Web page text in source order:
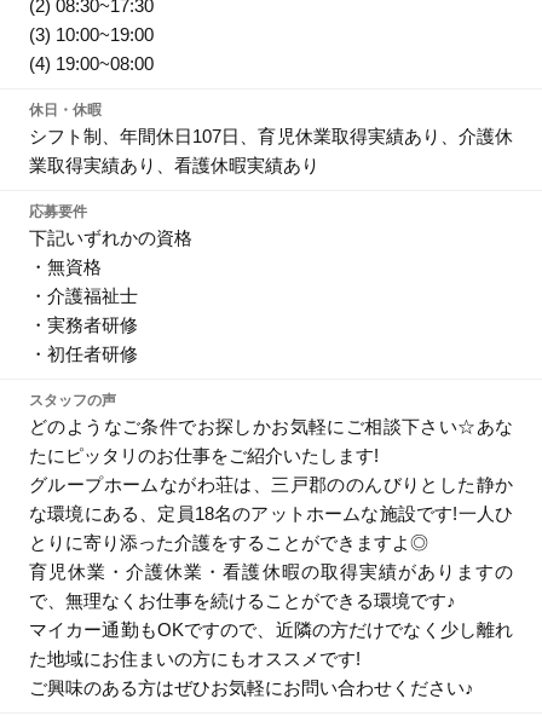
(2) 08:30~17:30
(3) 10:00~19:00
(4) 19:00~08:00
休日・休暇
シフト制、年間休日107日、育児休業取得実績あり、介護休
業取得実績あり、看護休暇実績あり
応募要件
下記いずれかの資格
・無資格
・介護福祉士
・実務者研修
・初任者研修
スタッフの声
どのようなご条件でお探しかお気軽にご相談下さい☆あな
たにピッタリのお仕事をご紹介いたします!
グループホームながわ荘は、三戸郡ののんびりとした静か
な環境にある、定員18名のアットホームな施設です!一人ひ
とりに寄り添った介護をすることができますよ◎
育児休業・介護休業・看護休暇の取得実績がありますの
で、無理なくお仕事を続けることができる環境です♪
マイカー通勤もOKですので、近隣の方だけでなく少し離れ
た地域にお住まいの方にもオススメです!
ご興味のある方はぜひお気軽にお問い合わせください♪